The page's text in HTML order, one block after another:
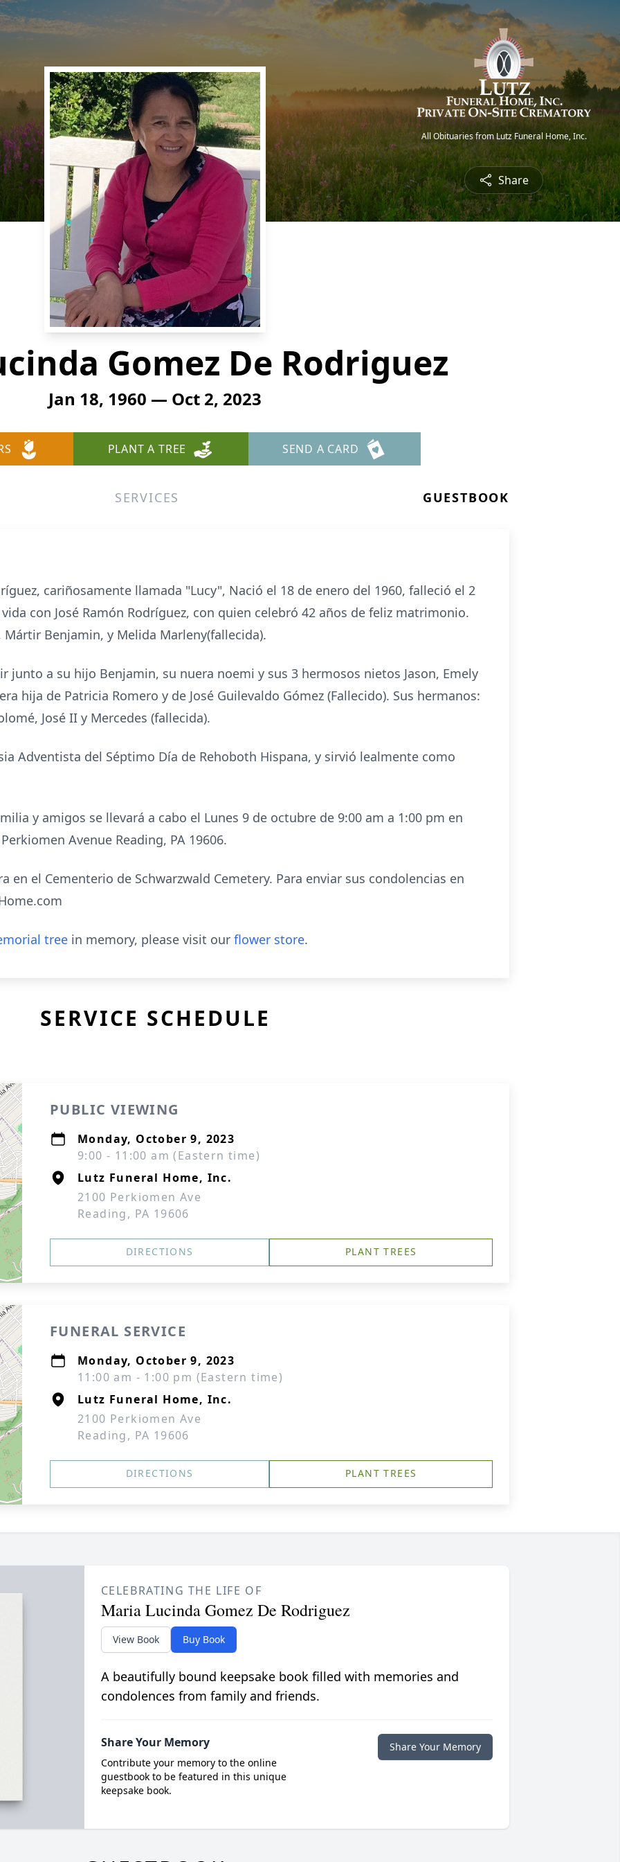
All Obituaries from Lutz Funeral Home, Inc.
Share
Gomez De Rodriguez
Jan 18, 1960 — Oct 2, 2023
PLANT A TREE SEND A CARD
SERVICES GUESTBOOK
cariñosamente llamada "Lucy", Nació el 18 de enero del 1960, falleció el 2
con José Ramón Rodríguez, con quien celebró 42 años de feliz matrimonio.
Benjamin, y Melida Marleny(fallecida).
junto a su hijo Benjamin, su nuera noemi y sus 3 hermosos nietos Jason, Emely
hija de Patricia Romero y de José Guilevaldo Gómez (Fallecido). Sus hermanos:
José II y Mercedes (fallecida).
Adventista del Séptimo Día de Rehoboth Hispana, y sirvió lealmente como
y amigos se llevará a cabo el Lunes 9 de octubre de 9:00 am a 1:00 pm en
Avenue Reading, PA 19606.
en el Cementerio de Schwarzwald Cemetery. Para enviar sus condolencias en
tree in memory, please visit our flower store.
SERVICE SCHEDULE
PUBLIC VIEWING
Monday, October 9, 2023
9:00 - 11:00 am (Eastern time)
Lutz Funeral Home, Inc.
2100 Perkiomen Ave
Reading, PA 19606
DIRECTIONS PLANT TREES
FUNERAL SERVICE
Monday, October 9, 2023
11:00 am - 1:00 pm (Eastern time)
Lutz Funeral Home, Inc.
2100 Perkiomen Ave
Reading, PA 19606
DIRECTIONS PLANT TREES
CELEBRATING THE LIFE OF
Maria Lucinda Gomez De Rodriguez
View Book Buy Book
A beautifully bound keepsake book filled with memories and
condolences from family and friends.
Share Your Memory
Contribute your memory to the online
guestbook to be featured in this unique
keepsake book.
Share Your Memory